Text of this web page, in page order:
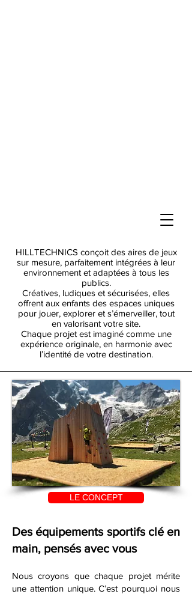
HILLTECHNICS conçoit des aires de jeux
sur mesure, parfaitement intégrées à leur
environnement et adaptées à tous les
publics.
Créatives, ludiques et sécurisées, elles
offrent aux enfants des espaces uniques
pour jouer, explorer et s’émerveiller, tout
en valorisant votre site.
Chaque projet est imaginé comme une
expérience originale, en harmonie avec
l’identité de votre destination.
LE CONCEPT
Des équipements sportifs clé en
main, pensés avec vous
Nous croyons que chaque projet mérite
une attention unique. C’est pourquoi nous